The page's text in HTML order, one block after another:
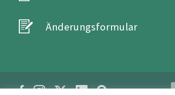
Änderungsformular